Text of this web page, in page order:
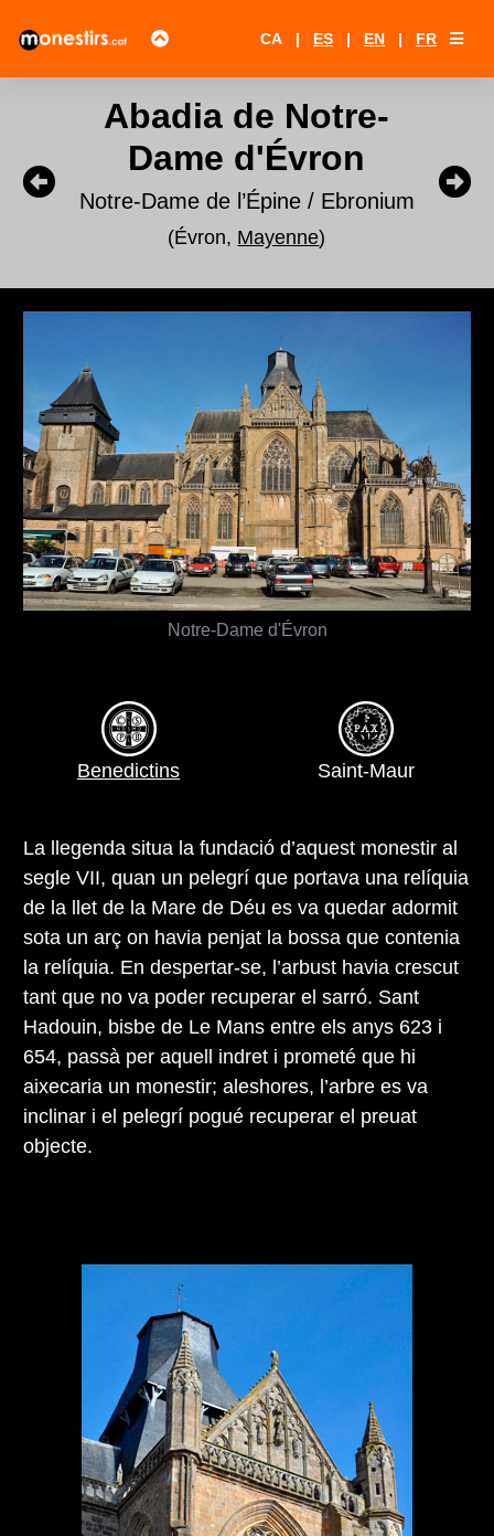
CA | ES | EN | FR
Abadia de Notre-
Dame d'Évron
Notre-Dame de l’Épine / Ebronium
(Évron, Mayenne)
Notre-Dame d'Évron
Benedictins Saint-Maur
La llegenda situa la fundació d’aquest monestir al
segle VII, quan un pelegrí que portava una relíquia
de la llet de la Mare de Déu es va quedar adormit
sota un arç on havia penjat la bossa que contenia
la relíquia. En despertar-se, l’arbust havia crescut
tant que no va poder recuperar el sarró. Sant
Hadouin, bisbe de Le Mans entre els anys 623 i
654, passà per aquell indret i prometé que hi
aixecaria un monestir; aleshores, l’arbre es va
inclinar i el pelegrí pogué recuperar el preuat
objecte.